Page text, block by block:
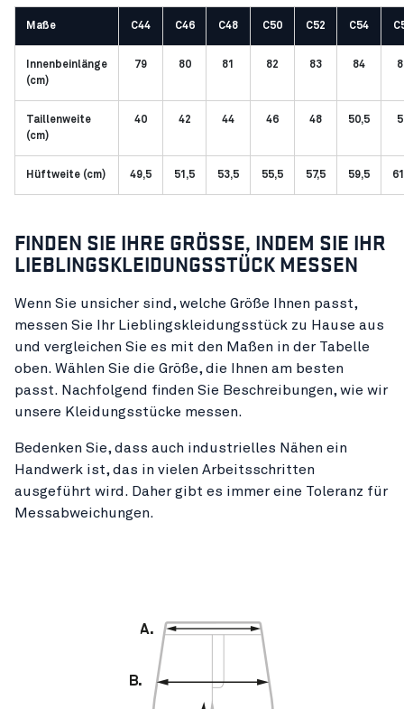
Maße C44 C46 C48 C50 C52 C54
Innenbeinlänge
(cm)
79 80 81 82 83 84
Taillenweite
(cm)
40 42 44 46 48 50,5
Hüftweite (cm) 49,5 51,5 53,5 55,5 57,5 59,5
FINDEN SIE IHRE GRÖSSE, INDEM SIE IHR
LIEBLINGSKLEIDUNGSSTÜCK MESSEN
Wenn Sie unsicher sind, welche Größe Ihnen passt,
messen Sie Ihr Lieblingskleidungsstück zu Hause aus
und vergleichen Sie es mit den Maßen in der Tabelle
oben. Wählen Sie die Größe, die Ihnen am besten
passt. Nachfolgend finden Sie Beschreibungen, wie wir
unsere Kleidungsstücke messen.
Bedenken Sie, dass auch industrielles Nähen ein
Handwerk ist, das in vielen Arbeitsschritten
ausgeführt wird. Daher gibt es immer eine Toleranz für
Messabweichungen.